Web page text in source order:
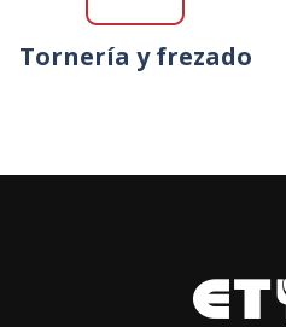
Tornería y frezado